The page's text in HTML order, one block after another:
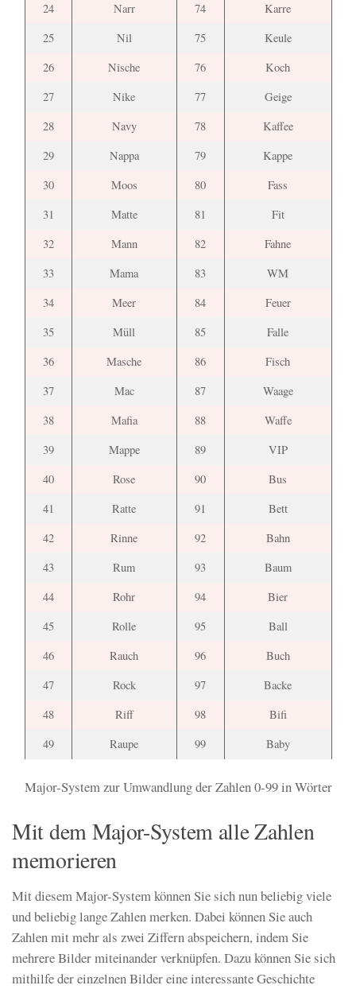
24 Narr 74
Karre
25
Nil 75
Keule
26
Nische 76
Koch
27
Nike 77
Geige
28
Navy 78
Kaffee
29
Nappa 79
Kappe
30
Moos 80
Fass
31
Matte 81
Fit
32
Mann 82
Fahne
33
Mama 83
WM
34
Meer 84
Feuer
35
Müll 85
Falle
36
Masche 86
Fisch
37
Mac 87
Waage
38
Mafia 88
Waffe
39
Mappe 89
VIP
40
Rose 90
Bus
41
Ratte 91
Bett
42
Rinne 92
Bahn
43
Rum 93
Baum
44
Rohr 94
Bier
45
Rolle 95
Ball
46
Rauch 96
Buch
47
Rock 97
Backe
48
Riff 98
Bifi
49
Raupe 99 Baby
Major-System zur Umwandlung der Zahlen 0-99 in Wörter
Mit dem Major-System alle Zahlen
memorieren
Mit diesem Major-System können Sie sich nun beliebig viele
und beliebig lange Zahlen merken. Dabei können Sie auch
Zahlen mit mehr als zwei Ziffern abspeichern, indem Sie
mehrere Bilder miteinander verknüpfen. Dazu können Sie sich
mithilfe der einzelnen Bilder eine interessante Geschichte